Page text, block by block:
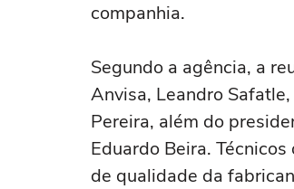
companhia.
Segundo a agência, a
Anvisa, Leandro
Pereira, além do
Eduardo Beira.
de qualidade da